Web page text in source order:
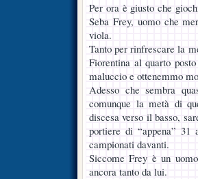
Per ora è giusto che
Seba Frey, uomo che
viola.
Tanto per rinfrescare la
Fiorentina al quarto
maluccio e ottenemmo
Adesso che sembra
comunque la metà di
discesa verso il basso,
portiere di “appena” 31
campionati davanti.
Siccome Frey è un
ancora tanto da lui.